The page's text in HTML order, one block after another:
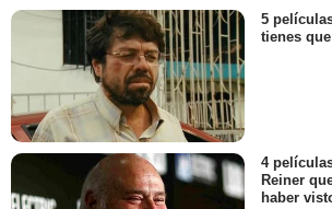
5
tienes
4
Reiner
haber